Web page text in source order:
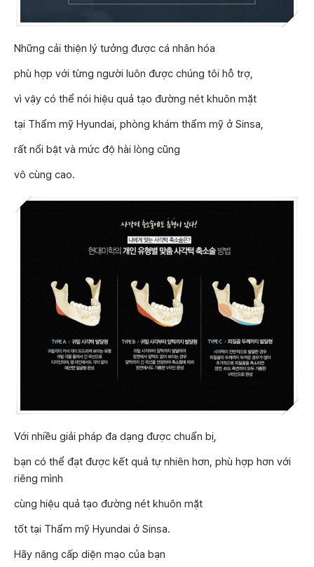
Những cải thiện lý tưởng được cá nhân hóa
phù hợp với từng người luôn được chúng tôi hỗ trợ,
vì vậy có thể nói hiệu quả tạo đường nét khuôn mặt
tại Thẩm mỹ Hyundai, phòng khám thẩm mỹ ở Sinsa,
rất nổi bật và mức độ hài lòng cũng
vô cùng cao.
Với nhiều giải pháp đa dạng được chuẩn bị,
bạn có thể đạt được kết quả tự nhiên hơn, phù hợp hơn với
riêng mình
cùng hiệu quả tạo đường nét khuôn mặt
tốt tại Thẩm mỹ Hyundai ở Sinsa.
Hãy nâng cấp diện mạo của bạn